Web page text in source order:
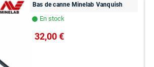
Bas de canne Minelab Vanquish
lens En stock
32,00 €